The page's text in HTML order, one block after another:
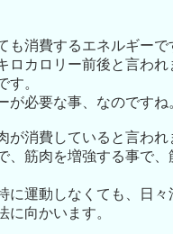
も消費するエネルギーで
ロカロリー前後と言わ
す。
が必要な事、なのですね
が消費していると言われ
、筋肉を増強する事で
に運動しなくても、日
に向かいます。